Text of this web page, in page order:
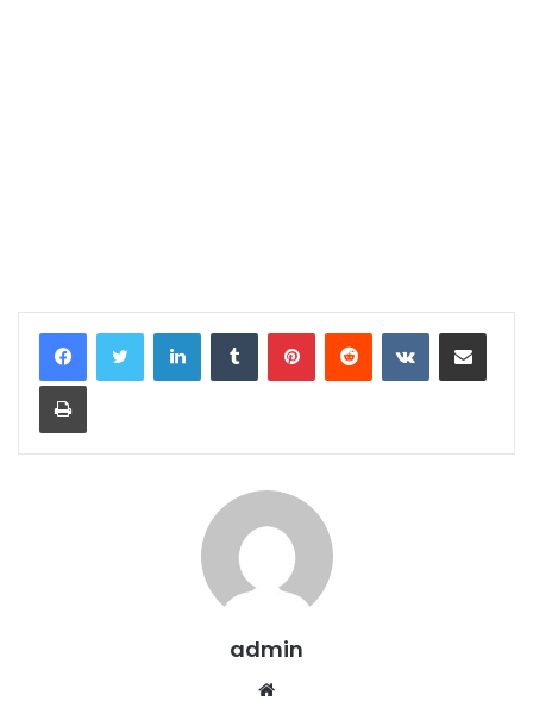
LinkedInTumblr PinterestReddit VKontakteE-Posta ile paylaş
Yazdır
admin
Web